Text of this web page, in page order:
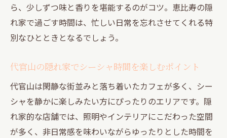
ら、少しずつ味と香りを堪能するのがコツ。恵比寿の隠
れ家で過ごす時間は、忙しい日常を忘れさせてくれる特
別なひとときとなるでしょう。
代官山の隠れ家でシーシャ時間を楽しむポイント
代官山は閑静な街並みと落ち着いたカフェが多く、シー
シャを静かに楽しみたい方にぴったりのエリアです。隠
れ家的な店舗では、照明やインテリアにこだわった空間
が多く、非日常感を味わいながらゆったりとした時間を